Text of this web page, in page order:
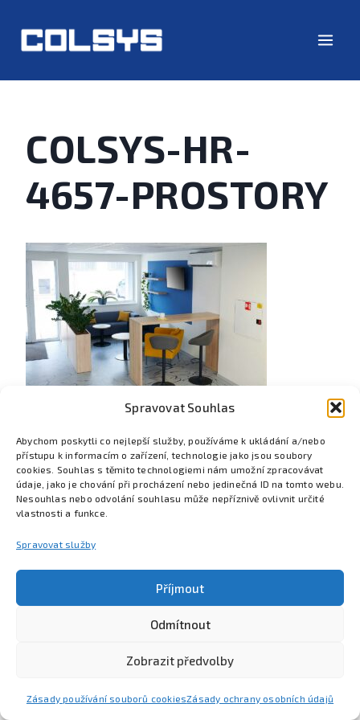
Spravovat Souhlas
Abychom poskytli co nejlepší služby, používáme k ukládání a/nebo
přístupu k informacím o zařízení, technologie jako jsou soubory
cookies. Souhlas s těmito technologiemi nám umožní zpracovávat
údaje, jako je chování při procházení nebo jedinečná ID na tomto webu.
Nesouhlas nebo odvolání souhlasu může nepříznivě ovlivnit určité
vlastnosti a funkce.
Spravovat služby
Příjmout
Odmítnout
Zobrazit předvolby
Zásady používání souborů cookiesZásady ochrany osobních údajů
COLSYS-HR-
4657-PROSTORY
Volná místa Pro studenty